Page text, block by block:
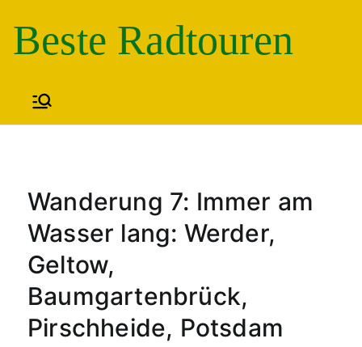
Inhalt
Beste Radtouren
Wanderung 7: Immer am
Wasser lang: Werder,
Geltow,
Baumgartenbrück,
Pirschheide, Potsdam